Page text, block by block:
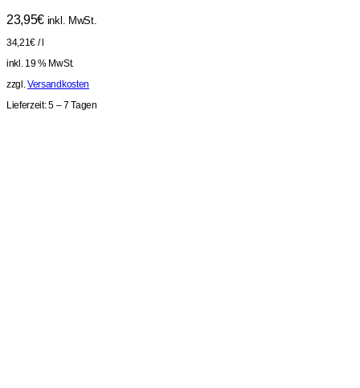
23,95€ inkl. MwSt.
34,21€ /l
inkl. 19 % MwSt.
zzgl.Versandkosten
Lieferzeit:5 – 7 Tagen